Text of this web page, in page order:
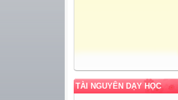
TÀI NGUYÊN DẠY HỌC